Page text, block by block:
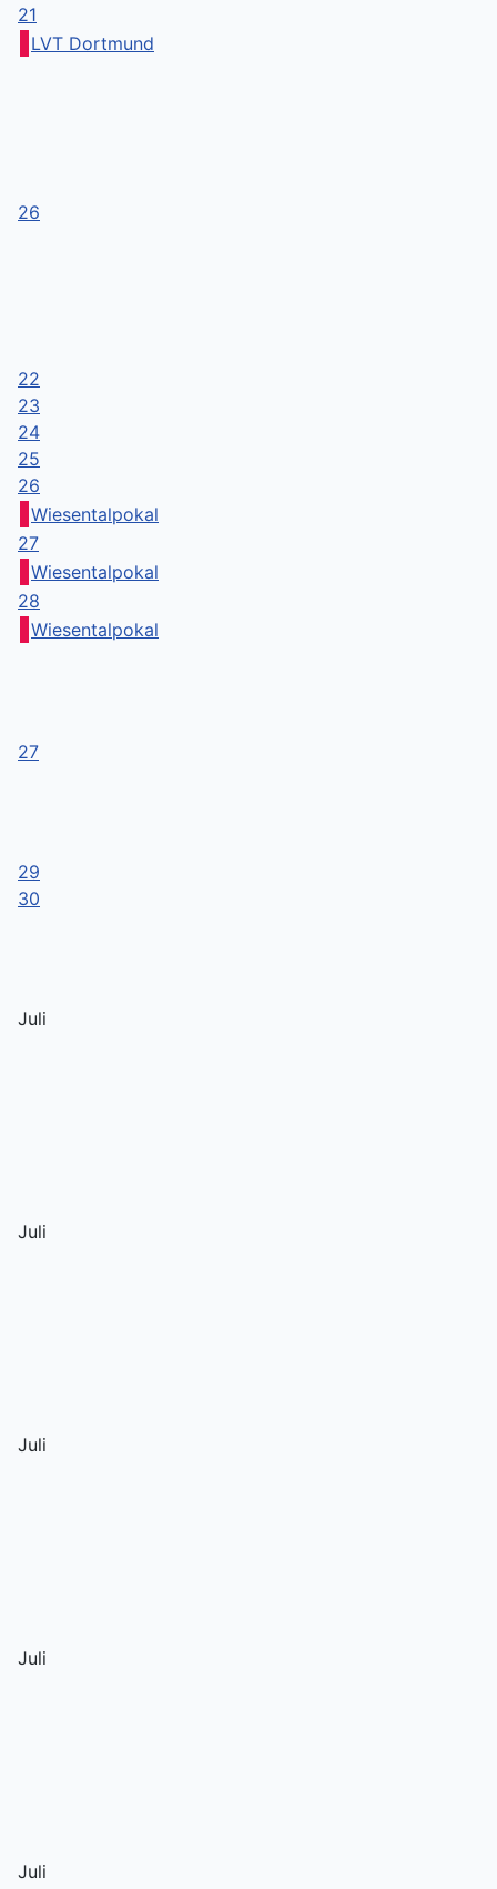
21
LVT Dortmund
26
22
23
24
25
26
Wiesentalpokal
27
Wiesentalpokal
28
Wiesentalpokal
27
29
30
Juli
Juli
Juli
Juli
Juli